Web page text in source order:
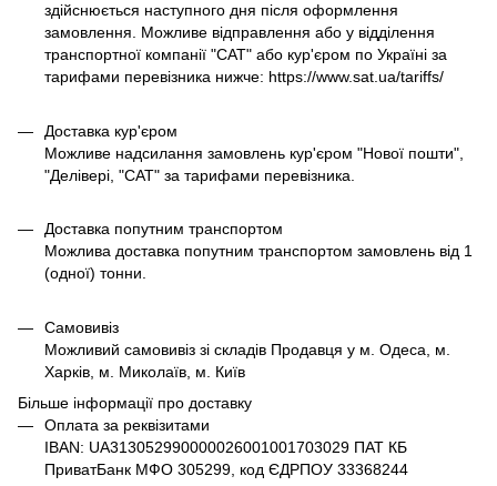
здійснюється наступного дня після оформлення
замовлення. Можливе відправлення або у відділення
транспортної компанії "САТ" або кур'єром по Україні за
тарифами перевізника нижче: https://www.sat.ua/tariffs/
Доставка кур'єром
Можливе надсилання замовлень кур'єром "Нової пошти",
"Делівері, "САТ" за тарифами перевізника.
Доставка попутним транспортом
Можлива доставка попутним транспортом замовлень від 1
(одної) тонни.
Самовивіз
Можливий самовивіз зі складів Продавця у м. Одеса, м.
Харків, м. Миколаїв, м. Київ
Більше інформації про доставку
Оплата за реквізитами
IBAN: UA313052990000026001001703029 ПАТ КБ
ПриватБанк МФО 305299, код ЄДРПОУ 33368244